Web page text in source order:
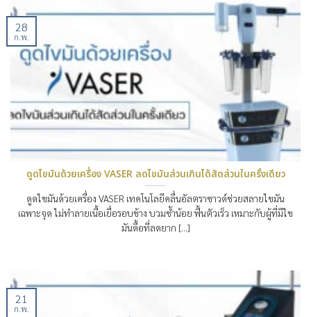
ดูดไขมันด้วยเครื่อง VASER ลดไขมันส่วนเกินได้สัดส่วนในครั้งเดียว
ดูดไขมันด้วยเครื่อง VASER เทคโนโลยีคลื่นอัลตราซาวด์ช่วยสลายไขมัน
เฉพาะจุด ไม่ทำลายเนื้อเยื่อรอบข้าง บวมช้ำน้อย ฟื้นตัวเร็ว เหมาะกับผู้ที่มีไข
มันดื้อที่ลดยาก [...]
28
ก.พ.
21
ก.พ.